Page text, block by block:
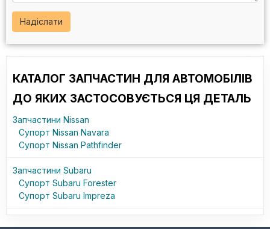
Надіслати
КАТАЛОГ ЗАПЧАСТИН ДЛЯ АВТОМОБІЛІВ
ДО ЯКИХ ЗАСТОСОВУЄТЬСЯ ЦЯ ДЕТАЛЬ
Запчастини Nissan
Супорт Nissan Navara
Супорт Nissan Pathfinder
Запчастини Subaru
Супорт Subaru Forester
Супорт Subaru Impreza